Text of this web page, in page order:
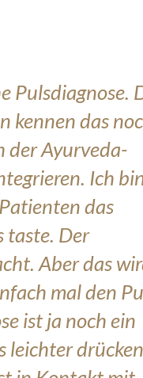
Pulsdiagnose.
kennen das
der Ayurveda-
Ich
das
taste. Der
Aber das
mal den
ist ja noch ein
leichter